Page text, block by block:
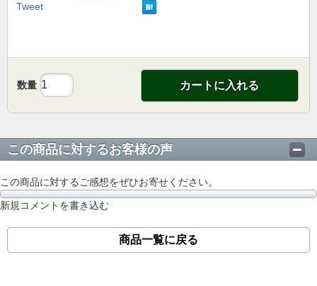
Tweet
数量 カートに入れる
この商品に対するお客様の声
この商品に対するご感想をぜひお寄せください。
新規コメントを書き込む
商品一覧に戻る